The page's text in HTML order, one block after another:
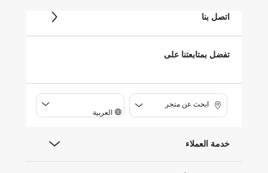
اتصل بنا
تفضل بمتابعتنا على
ابحث عن متجر
العربية
خدمة العملاء